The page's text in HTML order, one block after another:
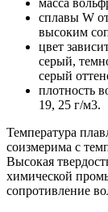
сплавы W
высоким
цвет
серый,
серый
плотность
19, 25 г/м3.
Температура
соизмерима с
Высокая
химической
сопротивление